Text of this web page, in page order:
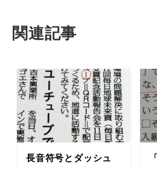
関連記事
長音符号とダッシュ